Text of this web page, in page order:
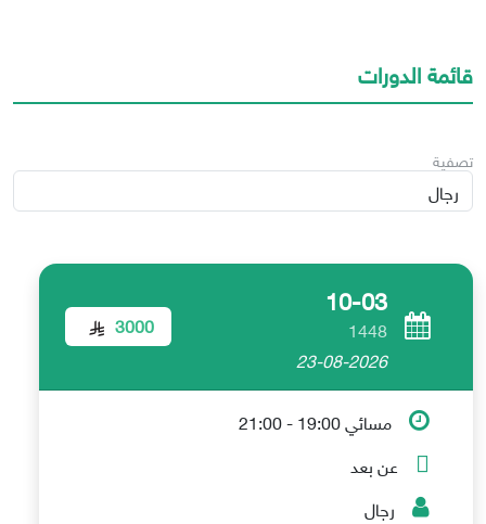
قائمة الدورات
تصفية
10-03
1448
23-08-2026
3000
مسائي 19:00 - 21:00
عن بعد
رجال